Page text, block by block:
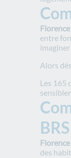
entre
Alors
Les 165
des